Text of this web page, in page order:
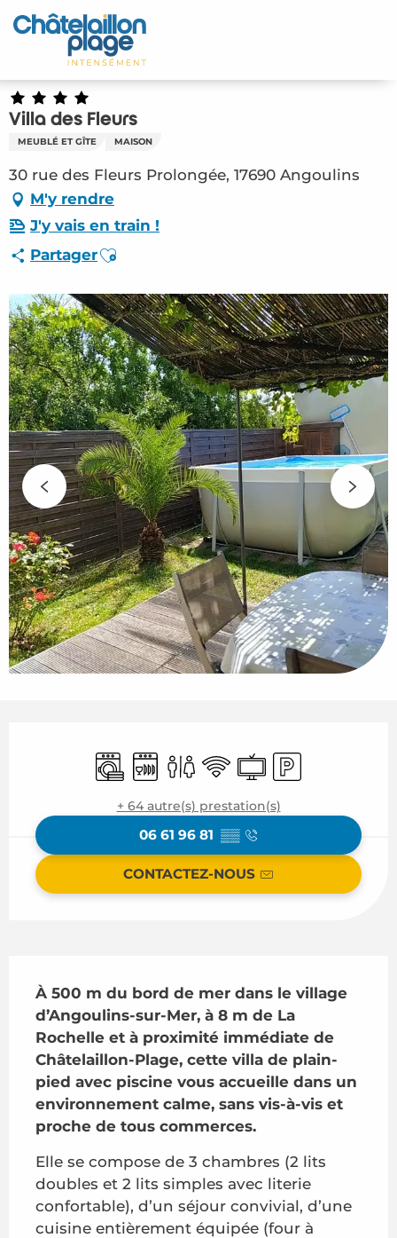
Aller
au
principal
Accueil
Découvrir
Activités
A vivre
Rendez-vous
Votre séjour
Espace Pro
Villa des Fleurs
MEUBLÉ ET GÎTE MAISON
30 rue des Fleurs Prolongée, 17690 Angoulins
M'y rendre
J'y vais en train !
PartagerAjouter aux favoris
Lave lingeLave vaisselle
Toilettes
WiFi Télévision
Parking
+ 64 autre(s) prestation(s)
06 61 96 81 ▒▒
CONTACTEZ-NOUS
À 500 m du bord de mer dans le village
d’Angoulins-sur-Mer, à 8 m de La
Rochelle et à proximité immédiate de
Châtelaillon-Plage, cette villa de plain-
pied avec piscine vous accueille dans un
environnement calme, sans vis-à-vis et
proche de tous commerces.
Elle se compose de 3 chambres (2 lits
doubles et 2 lits simples avec literie
confortable), d’un séjour convivial, d’une
cuisine entièrement équipée (four à